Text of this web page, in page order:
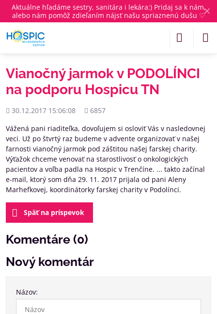
✕
Aktuálne hľadáme sestry, sanitára i lekára:) Pridaj sa k nám,
alebo nám pomôž zdieľaním nájsť našu spriaznenú dušu ♡
Vianočný jarmok v PODOLÍNCI
na podporu Hospicu TN
Pridané
30.12.2017 15:06:08
Počet
6857
Vážená pani riaditeľka, dovoľujem si osloviť Vás v nasledovnej
veci. Už po štvrtý raz budeme v advente organizovať v našej
farnosti vianočný jarmok pod záštitou našej farskej charity.
Výťažok chceme venovať na starostlivosť o onkologických
pacientov a voľba padla na Hospic v Trenčíne. ... takto začínal
e-mail, ktorý som dňa 29. 11. 2017 prijala od pani Aleny
Marhefkovej, koordinátorky farskej charity v Podolínci.
Späť na príspevok
Komentáre (0)
Nový komentár
Názov: